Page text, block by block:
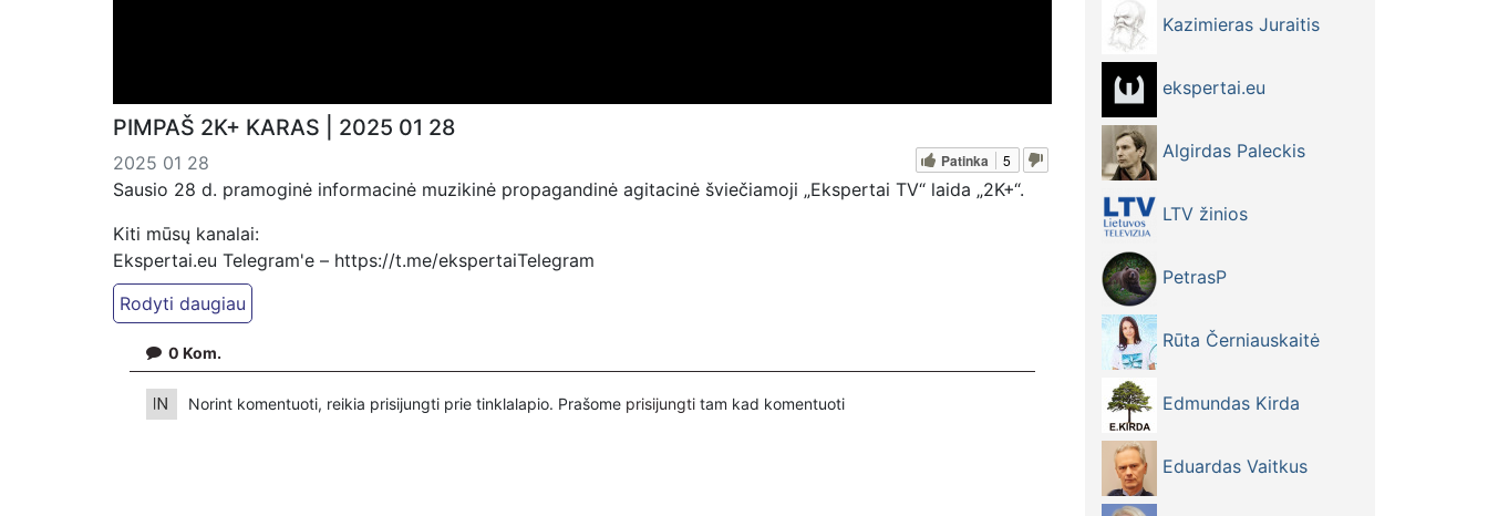
PIMPAŠ 2K+ KARAS | 2025 01 28
2025 01 28 Patinka 5
Sausio 28 d. pramoginė informacinė muzikinė propagandinė agitacinė šviečiamoji „Ekspertai TV“ laida „2K+“.
Kiti mūsų kanalai:
Ekspertai.eu Telegram'e – https://t.me/ekspertaiTelegram
Dailymotion: https://www.dailymotion.com/ekspertai
https://www.ekspertai.eu
Mūsų veikla galima tik dėka skaitytojų ir žiūrovų, mus paremti galima šiais būdais:
VšĮ „Ekspertai.eu“ per PayPal paspaudę šią nuorodą – https://www.paypal.com/paypalme/Ekspertaieu?
0 Kom.
Norint komentuoti, reikia prisijungti prie tinklalapio. Prašome prisijungti tam kad komentuoti
Kazimieras Juraitis
ekspertai.eu
Algirdas Paleckis
LTV žinios
PetrasP
Rūta Černiauskaitė
Edmundas Kirda
Eduardas Vaitkus